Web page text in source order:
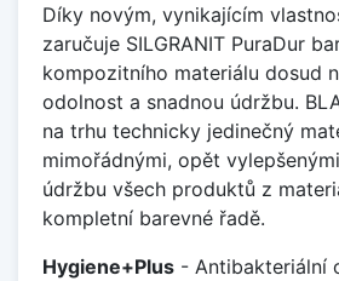
Díky novým, vynikajícím
zaručuje SILGRANIT PuraDur
kompozitního materiálu dosud
odolnost a snadnou údržbu.
na trhu technicky jedinečný
mimořádnými, opět
údržbu všech produktů z
kompletní barevné řadě.
Hygiene+Plus - Antibakteriální